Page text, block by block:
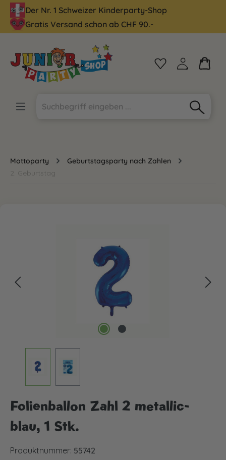
springen
Der Nr. 1 Schweizer Kinderparty-Shop
Gratis Versand schon ab CHF 90.-
Mottoparty
Geburtstagsparty nach Zahlen
2. Geburtstag
Folienballon Zahl 2 metallic-
blau, 1 Stk.
Produktnummer: 55742